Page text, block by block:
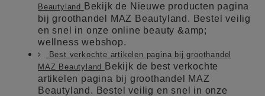
Beautyland Bekijk de Nieuwe producten pagina
bij groothandel MAZ Beautyland. Bestel veilig
en snel in onze online beauty &amp;
wellness webshop.
Best verkochte artikelen pagina bij groothandel
MAZ Beautyland Bekijk de best verkochte
artikelen pagina bij groothandel MAZ
Beautyland. Bestel veilig en snel in onze